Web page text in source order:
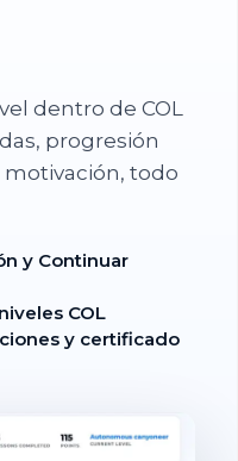
dentro de COL
progresión
todo
y Continuar
COL
y certificado